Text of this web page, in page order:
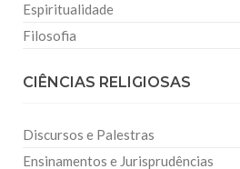
Espiritualidade
Filosofia
CIÊNCIAS RELIGIOSAS
Discursos e Palestras
Ensinamentos e Jurisprudências